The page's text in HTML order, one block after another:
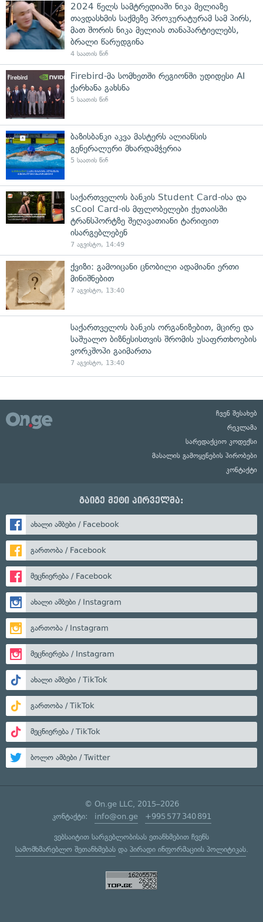
2024 წელს სამტრედიაში ნიკა მელიაზე
თავდასხმის საქმეზე პროკურატურამ სამ პირს,
მათ შორის ნიკა მელიას თანაპარტიელებს,
ბრალი წარუდგინა
4 საათის წინ
Firebird-მა სომხეთში რეგიონში უდიდესი AI
ქარხანა გახსნა
5 საათის წინ
ბაზისბანკი აკვა მასტერს ალიანსის
გენერალური მხარდამჭერია
5 საათის წინ
საქართველოს ბანკის Student Card-ისა და
sCool Card-ის მფლობელები ქუთაისში
ტრანსპორტზე შეღავათიანი ტარიფით
ისარგებლებენ
7 აგვისტო, 14:49
ქვიზი: გამოიცანი ცნობილი ადამიანი ერთი
მინიშნებით
7 აგვისტო, 13:40
საქართველოს ბანკის ორგანიზებით, მცირე და
საშუალო ბიზნესისთვის შრომის უსაფრთხოების
ვორკშოპი გაიმართა
7 აგვისტო, 13:40
ჩვენ შესახებ
რეკლამა
სარედაქციო კოდექსი
მასალის გამოყენების პირობები
კონტაქტი
გაიგე მეტი პირველმა:
ახალი ამბები / Facebook
გართობა / Facebook
მეცნიერება / Facebook
ახალი ამბები / Instagram
გართობა / Instagram
მეცნიერება / Instagram
ახალი ამბები / TikTok
გართობა / TikTok
მეცნიერება / TikTok
ბოლო ამბები / Twitter
© On.ge LLC, 2015–2026
კონტაქტი: info@on.ge +995 577 340 891
ვებსაიტით სარგებლობისას ეთანხმებით ჩვენს
სამომხმარებლო შეთანხმებასდა პირადი ინფორმაციის პოლიტიკას.